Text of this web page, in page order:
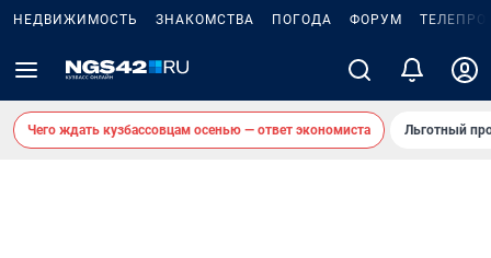
НЕДВИЖИМОСТЬ ЗНАКОМСТВА ПОГОДА ФОРУМ
Чего ждать кузбассовцам осенью — ответ экономиста Льготный